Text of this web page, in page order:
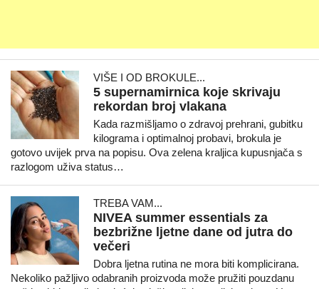
VIŠE I OD BROKULE...
5 supernamirnica koje skrivaju
rekordan broj vlakana
Kada razmišljamo o zdravoj prehrani, gubitku
kilograma i optimalnoj probavi, brokula je
gotovo uvijek prva na popisu. Ova zelena kraljica kupusnjača s
razlogom uživa status…
TREBA VAM...
NIVEA summer essentials za
bezbrižne ljetne dane od jutra do
večeri
Dobra ljetna rutina ne mora biti komplicirana.
Nekoliko pažljivo odabranih proizvoda može pružiti pouzdanu